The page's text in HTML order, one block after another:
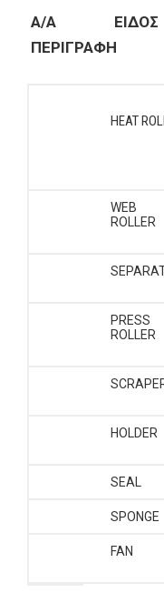
Α/Α
ΠΕΡΙΓΡΑΦΗ
HEAT
WEB
ROLLER
PRESS
ROLLER
HOLDER
SEAL
SPONGE
FAN